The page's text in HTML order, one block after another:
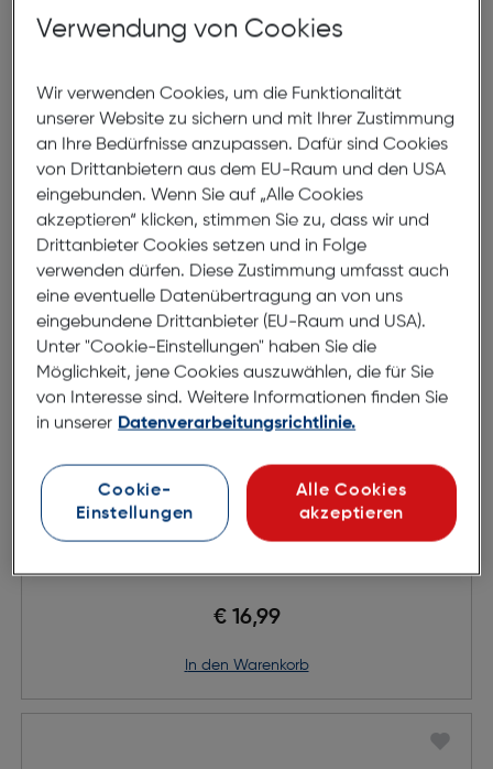
Album ME-110 Fun
€ 16,99
in den Warenkorb
Album SA-110 50S Fun
€ 16,99
in den Warenkorb
Verwendung von Cookies
Wir verwenden Cookies, um die Funktionalität
unserer Website zu sichern und mit Ihrer Zustimmung
an Ihre Bedürfnisse anzupassen. Dafür sind Cookies
von Drittanbietern aus dem EU-Raum und den USA
eingebunden. Wenn Sie auf „Alle Cookies
akzeptieren“ klicken, stimmen Sie zu, dass wir und
Drittanbieter Cookies setzen und in Folge
verwenden dürfen. Diese Zustimmung umfasst auch
eine eventuelle Datenübertragung an von uns
eingebundene Drittanbieter (EU-Raum und USA).
Unter "Cookie-Einstellungen" haben Sie die
Möglichkeit, jene Cookies auszuwählen, die für Sie
von Interesse sind. Weitere Informationen finden Sie
in unserer Datenverarbeitungsrichtlinie.
Cookie-
Einstellungen
Alle Cookies
akzeptieren